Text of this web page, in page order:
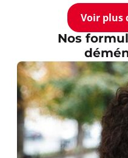
Voir plus
Nos